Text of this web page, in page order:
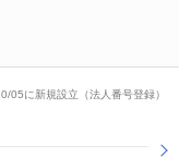
05に新規設立（法人番号登録）